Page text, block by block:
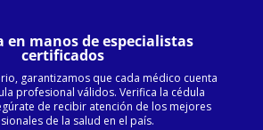
en manos de especialistas
certificados
garantizamos que cada médico cuenta
profesional válidos. Verifica la cédula
de recibir atención de los mejores
de la salud en el país.